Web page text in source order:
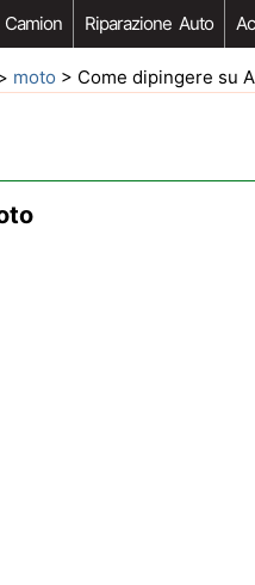
Camion Riparazione Auto
moto > Come dipingere su